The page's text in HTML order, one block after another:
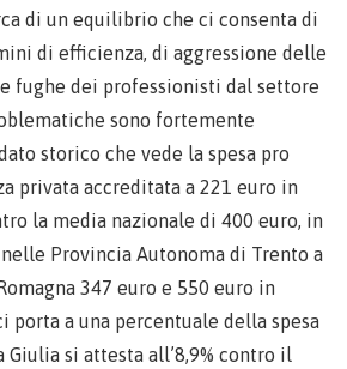
di un equilibrio che ci consenta di
di efficienza, di aggressione delle
fughe dei professionisti dal settore
sono fortemente
storico che vede la spesa pro
privata accreditata a 221 euro in
la media nazionale di 400 euro, in
Provincia Autonoma di Trento a
347 euro e 550 euro in
porta a una percentuale della spesa
Giulia si attesta all’8,9% contro il